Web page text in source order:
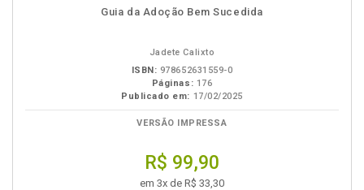
disponível
Disponível
páginas
Guia da Adoção Bem Sucedida
Jadete Calixto
ISBN: 978652631559-0
Páginas: 176
Publicado em: 17/02/2025
VERSÃO IMPRESSA
R$ 99,90
em 3x de R$ 33,30